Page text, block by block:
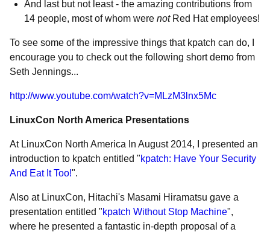
And last but not least - the amazing contributions from
14 people, most of whom were notRed Hat employees!
To see some of the impressive things that kpatch can do, I
encourage you to check out the following short demo from
Seth Jennings...
http://www.youtube.com/watch?v=MLzM3lnx5Mc
LinuxCon North America Presentations
At LinuxCon North America In August 2014, I presented an
introduction to kpatch entitled "kpatch: Have Your Security
And Eat It Too!".
Also at LinuxCon, Hitachi's Masami Hiramatsu gave a
presentation entitled "kpatch Without Stop Machine",
where he presented a fantastic in-depth proposal of a